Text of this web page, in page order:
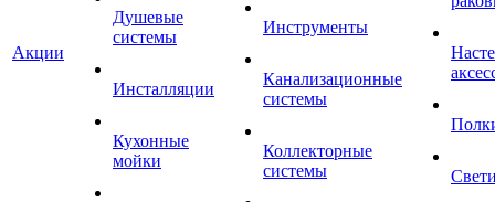
Акции
Душевые
системы
Инсталляции
Кухонные
мойки
Инструменты
Канализационные
системы
Коллекторные
системы